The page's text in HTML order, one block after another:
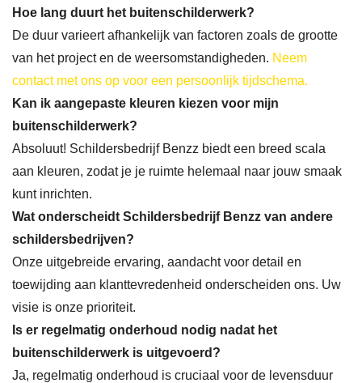
Hoe lang duurt het buitenschilderwerk?
De duur varieert afhankelijk van factoren zoals de grootte
van het project en de weersomstandigheden. Neem
contact met ons op voor een persoonlijk tijdschema.
Kan ik aangepaste kleuren kiezen voor mijn
buitenschilderwerk?
Absoluut! Schildersbedrijf Benzz biedt een breed scala
aan kleuren, zodat je je ruimte helemaal naar jouw smaak
kunt inrichten.
Wat onderscheidt Schildersbedrijf Benzz van andere
schildersbedrijven?
Onze uitgebreide ervaring, aandacht voor detail en
toewijding aan klanttevredenheid onderscheiden ons. Uw
visie is onze prioriteit.
Is er regelmatig onderhoud nodig nadat het
buitenschilderwerk is uitgevoerd?
Ja, regelmatig onderhoud is cruciaal voor de levensduur